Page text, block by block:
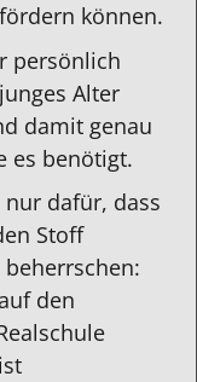
können.
persönlich
Alter
damit genau
es benötigt.
dafür, dass
Stoff
den